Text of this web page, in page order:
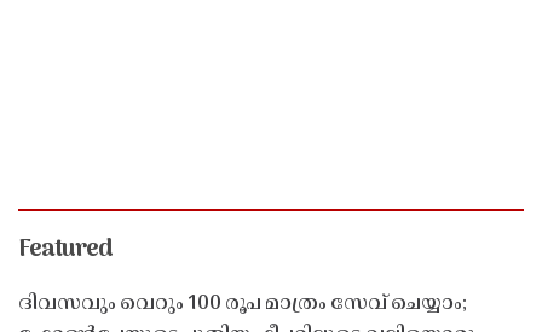
Featured
ദിവസവും വെറും 100 രൂപ മാത്രം സേവ് ചെയ്യാം;